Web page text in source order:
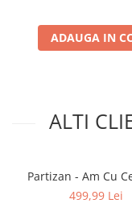
ADAUGA IN
ALTI
Partizan - Am Cu
499,99 Lei